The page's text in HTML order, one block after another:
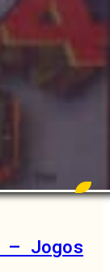
– Jogos